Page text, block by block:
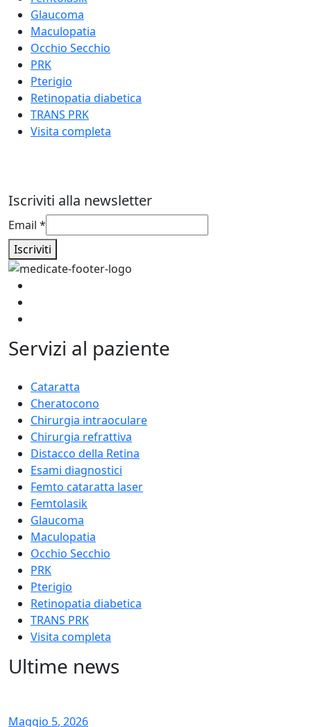
Glaucoma
Maculopatia
Occhio Secchio
PRK
Pterigio
Retinopatia diabetica
TRANS PRK
Visita completa
Iscriviti alla newsletter
Email
Email *
Iscriviti
Servizi al paziente
Cataratta
Cheratocono
Chirurgia intraoculare
Chirurgia refrattiva
Distacco della Retina
Esami diagnostici
Femto cataratta laser
Femtolasik
Glaucoma
Maculopatia
Occhio Secchio
PRK
Pterigio
Retinopatia diabetica
TRANS PRK
Visita completa
Ultime news
Maggio 5, 2026